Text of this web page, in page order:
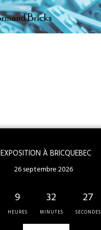
EXPOSITION À BRICQUEBEC
26 septembre 2026
9
HEURES
32
MINUTES
27
SECONDES